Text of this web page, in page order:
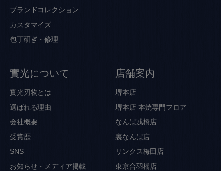
ブランドコレクション
カスタマイズ
包丁研ぎ・修理
實光について
實光刃物とは
選ばれる理由
会社概要
受賞歴
SNS
お知らせ・メディア掲載
店舗案内
堺本店
堺本店 本焼専門フロア
なんば戎橋店
裏なんば店
リンクス梅田店
東京合羽橋店